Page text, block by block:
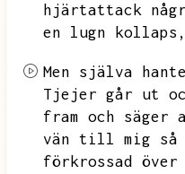
hjärtattack
en lugn kollaps,
Men själva
Tjejer går ut
fram och säger
vän till mig så
förkrossad